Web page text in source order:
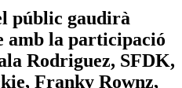
públic gaudirà
amb la participació
Rodriguez, SFDK,
Franky Rownz,